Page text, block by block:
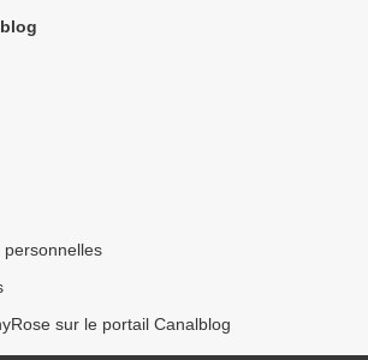
sur le portail Canalblog